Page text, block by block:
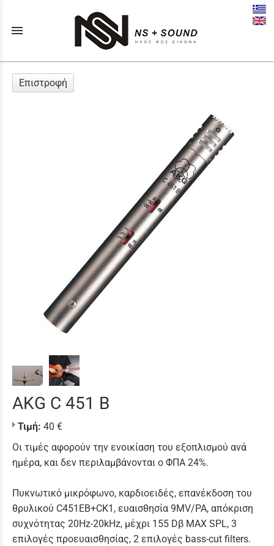
menu
Επιστροφή
AKG C 451 B
Τιμή: 40 €
Οι τιμές αφορούν την ενοικίαση του εξοπλισμού ανά
ημέρα, και δεν περιλαμβάνονται ο ΦΠΑ 24%.
Πυκνωτικό μικρόφωνο, καρδιοειδές, επανέκδοση του
θρυλικού C451EB+CK1, ευαισθησία 9MV/PA, απόκριση
συχνότητας 20Ηz-20kΗz, μέχρι 155 Dβ MAX SPL, 3
επιλογές προευαισθησίας, 2 επιλογές bass-cut filters.